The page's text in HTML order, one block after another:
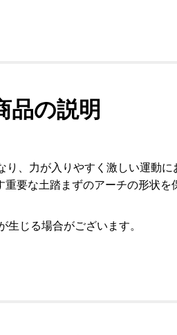
品の説明
、力が入りやすく激しい運動
要な土踏まずのアーチの形状を
じる場合がございます。